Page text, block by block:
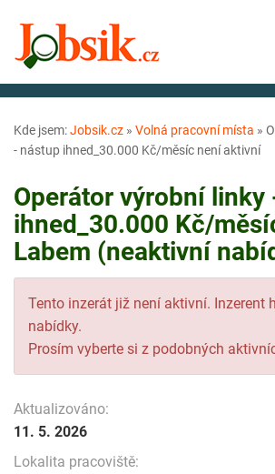
Kde jsem:Jobsik.cz » Volná pracovní místa »
- nástup ihned_30.000 Kč/měsíc není aktivní
Operátor výrobní linky
ihned_30.000 Kč/
Labem (neaktivní
Tento inzerát již není aktivní. Inzerent
nabídky.
Prosím vyberte si z podobných
Aktualizováno:
11. 5. 2026
Lokalita pracoviště: